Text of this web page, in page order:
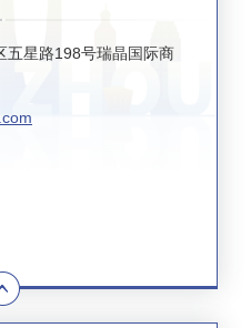
五星路198号瑞晶国际商